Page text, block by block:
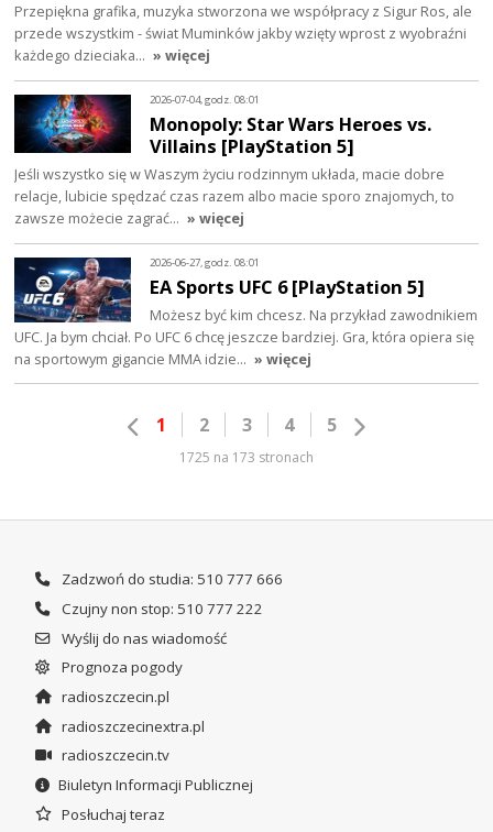
Przepiękna grafika, muzyka stworzona we współpracy z Sigur Ros, ale
przede wszystkim - świat Muminków jakby wzięty wprost z wyobraźni
każdego dzieciaka… » więcej
2026-07-04, godz. 08:01
Monopoly: Star Wars Heroes vs.
Villains [PlayStation 5]
Jeśli wszystko się w Waszym życiu rodzinnym układa, macie dobre
relacje, lubicie spędzać czas razem albo macie sporo znajomych, to
zawsze możecie zagrać… » więcej
2026-06-27, godz. 08:01
EA Sports UFC 6 [PlayStation 5]
Możesz być kim chcesz. Na przykład zawodnikiem
UFC. Ja bym chciał. Po UFC 6 chcę jeszcze bardziej. Gra, która opiera się
na sportowym gigancie MMA idzie… » więcej
1 2 3 4 5
1725 na 173 stronach
Zadzwoń do studia: 510 777 666
Czujny non stop: 510 777 222
Wyślij do nas wiadomość
Prognoza pogody
radioszczecin.pl
radioszczecinextra.pl
radioszczecin.tv
Biuletyn Informacji Publicznej
Posłuchaj teraz